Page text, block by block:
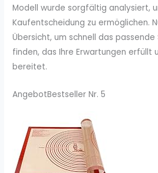
Modell wurde sorgfältig analysiert,
Kaufentscheidung zu ermöglichen.
Übersicht, um schnell das
finden, das Ihre Erwartungen erfüllt
bereitet.
AngebotBestseller Nr. 5